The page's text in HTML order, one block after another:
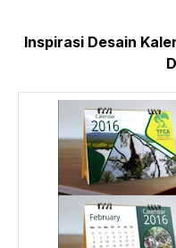
Inspirasi Desain